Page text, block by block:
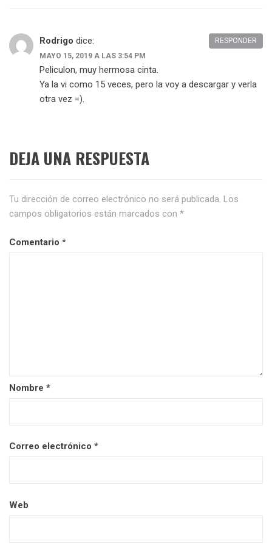
Rodrigo dice:
MAYO 15, 2019 A LAS 3:54 PM
Peliculon, muy hermosa cinta.
Ya la vi como 15 veces, pero la voy a descargar y verla
otra vez =).
RESPONDER
DEJA UNA RESPUESTA
Tu dirección de correo electrónico no será publicada. Los
campos obligatorios están marcados con *
Comentario *
Nombre *
Correo electrónico *
Web